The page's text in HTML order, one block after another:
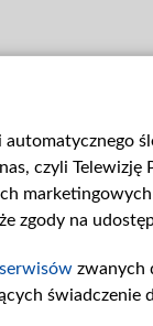
czyli Telewizję
zgody na
zwanych
świadczenie